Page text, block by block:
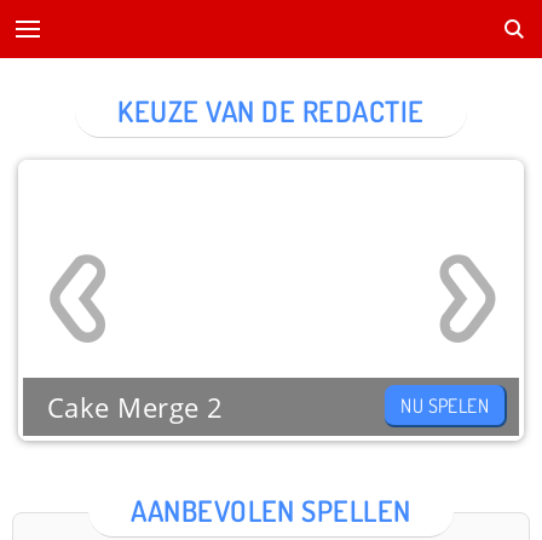
AANBEVOLEN SPELLEN
KEUZE VAN DE REDACTIE
Cake Merge 2 NU SPELEN